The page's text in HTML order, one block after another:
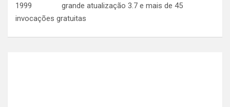
grande atualização 3.7 e mais de 45
invocações gratuitas